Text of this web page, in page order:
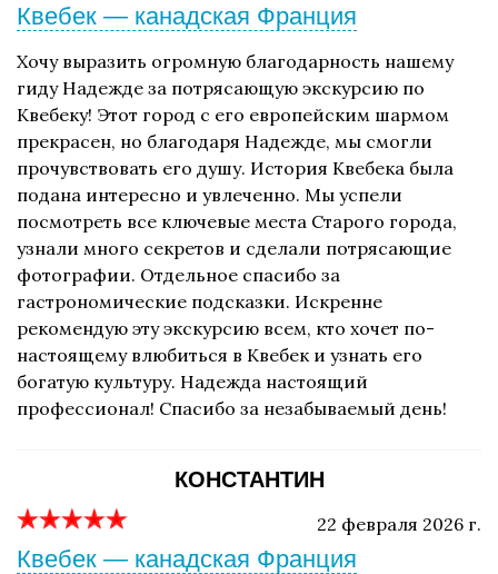
Квебек — канадская Франция
Хочу выразить огромную благодарность нашему
гиду Надежде за потрясающую экскурсию по
Квебеку! Этот город с его европейским шармом
прекрасен, но благодаря Надежде, мы смогли
прочувствовать его душу. История Квебека была
подана интересно и увлеченно. Мы успели
посмотреть все ключевые места Старого города,
узнали много секретов и сделали потрясающие
фотографии. Отдельное спасибо за
гастрономические подсказки. Искренне
рекомендую эту экскурсию всем, кто хочет по-
настоящему влюбиться в Квебек и узнать его
богатую культуру. Надежда настоящий
профессионал! Спасибо за незабываемый день!
КОНСТАНТИН
22 февраля 2026 г.
Квебек — канадская Франция